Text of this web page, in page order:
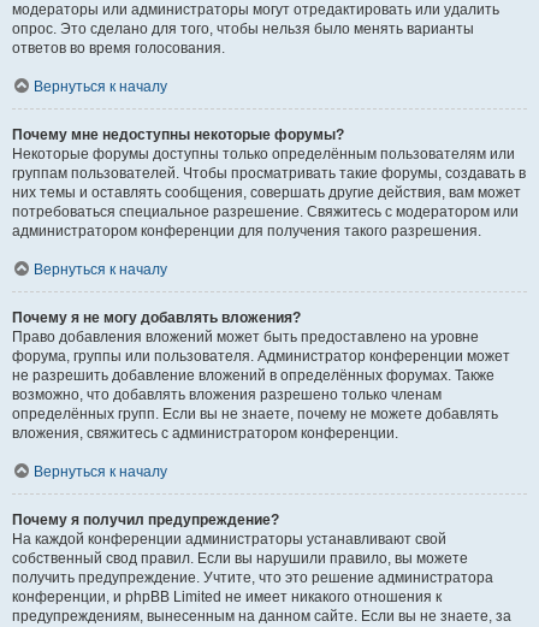
модераторы или администраторы могут отредактировать или удалить
опрос. Это сделано для того, чтобы нельзя было менять варианты
ответов во время голосования.
Вернуться к началу
Почему мне недоступны некоторые форумы?
Некоторые форумы доступны только определённым пользователям или
группам пользователей. Чтобы просматривать такие форумы, создавать в
них темы и оставлять сообщения, совершать другие действия, вам может
потребоваться специальное разрешение. Свяжитесь с модератором или
администратором конференции для получения такого разрешения.
Вернуться к началу
Почему я не могу добавлять вложения?
Право добавления вложений может быть предоставлено на уровне
форума, группы или пользователя. Администратор конференции может
не разрешить добавление вложений в определённых форумах. Также
возможно, что добавлять вложения разрешено только членам
определённых групп. Если вы не знаете, почему не можете добавлять
вложения, свяжитесь с администратором конференции.
Вернуться к началу
Почему я получил предупреждение?
На каждой конференции администраторы устанавливают свой
собственный свод правил. Если вы нарушили правило, вы можете
получить предупреждение. Учтите, что это решение администратора
конференции, и phpBB Limited не имеет никакого отношения к
предупреждениям, вынесенным на данном сайте. Если вы не знаете, за